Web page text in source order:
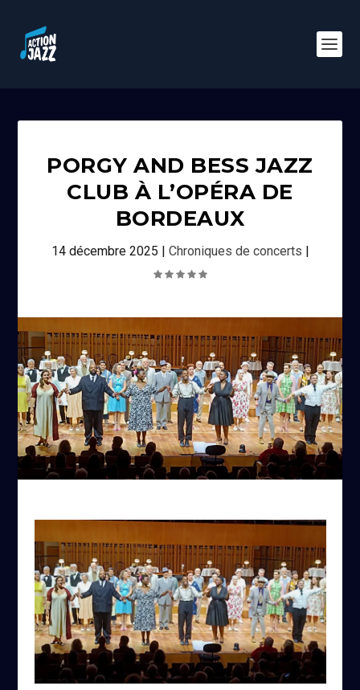
PORGY AND BESS JAZZ
CLUB À L’OPÉRA DE
BORDEAUX
14 décembre 2025 | Chroniques de concerts |